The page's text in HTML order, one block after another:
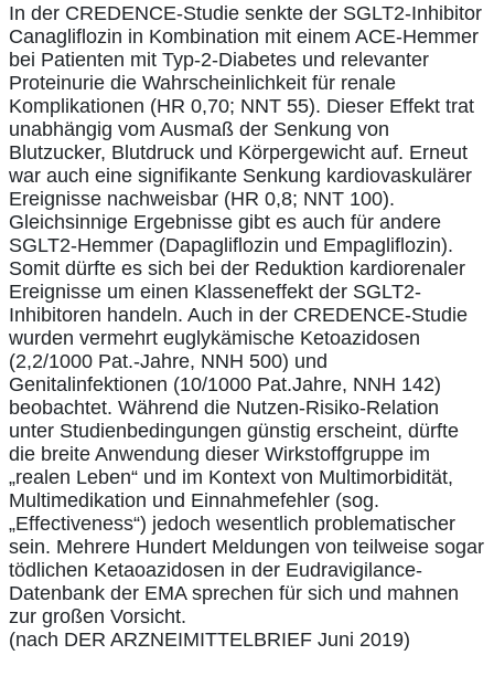
In der CREDENCE-Studie senkte der SGLT2-Inhibitor
Canagliflozin in Kombination mit einem ACE-Hemmer
bei Patienten mit Typ-2-Diabetes und relevanter
Proteinurie die Wahrscheinlichkeit für renale
Komplikationen (HR 0,70; NNT 55). Dieser Effekt trat
unabhängig vom Ausmaß der Senkung von
Blutzucker, Blutdruck und Körpergewicht auf. Erneut
war auch eine signifikante Senkung kardiovaskulärer
Ereignisse nachweisbar (HR 0,8; NNT 100).
Gleichsinnige Ergebnisse gibt es auch für andere
SGLT2-Hemmer (Dapagliflozin und Empagliflozin).
Somit dürfte es sich bei der Reduktion kardiorenaler
Ereignisse um einen Klasseneffekt der SGLT2-
Inhibitoren handeln. Auch in der CREDENCE-Studie
wurden vermehrt euglykämische Ketoazidosen
(2,2/1000 Pat.-Jahre, NNH 500) und
Genitalinfektionen (10/1000 Pat.Jahre, NNH 142)
beobachtet. Während die Nutzen-Risiko-Relation
unter Studienbedingungen günstig erscheint, dürfte
die breite Anwendung dieser Wirkstoffgruppe im
„realen Leben“ und im Kontext von Multimorbidität,
Multimedikation und Einnahmefehler (sog.
„Effectiveness“) jedoch wesentlich problematischer
sein. Mehrere Hundert Meldungen von teilweise sogar
tödlichen Ketaoazidosen in der Eudravigilance-
Datenbank der EMA sprechen für sich und mahnen
zur großen Vorsicht.
(nach DER ARZNEIMITTELBRIEF Juni 2019)